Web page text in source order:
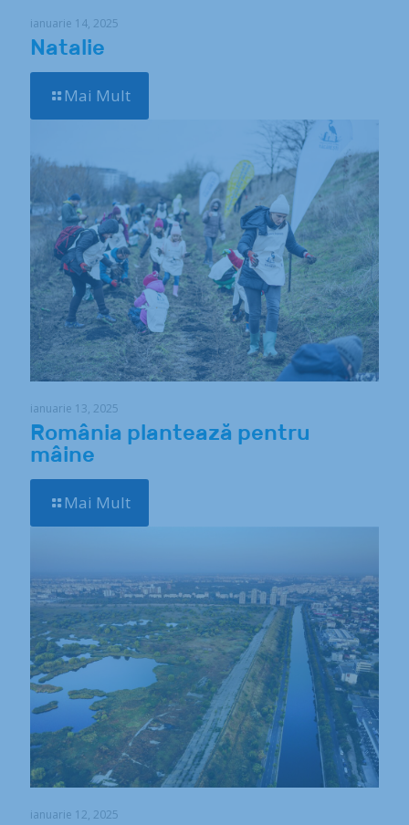
ianuarie 14, 2025
Natalie
Mai Mult
ianuarie 13, 2025
România plantează pentru
mâine
Mai Mult
ianuarie 12, 2025